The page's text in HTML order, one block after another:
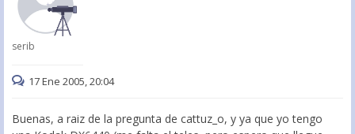
serib
17 Ene 2005, 20:04
Buenas, a raiz de la pregunta de cattuz_o, y ya que yo tengo